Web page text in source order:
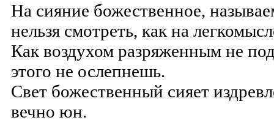
На сияние божественное,
нельзя смотреть, как на
Как воздухом разряженным не
этого не ослепнешь.
Свет божественный сияет
вечно юн.